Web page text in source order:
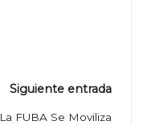
Siguiente entrada
La FUBA Se Moviliza